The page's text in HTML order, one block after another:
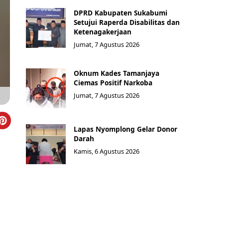
DPRD Kabupaten Sukabumi
Setujui Raperda Disabilitas dan
Ketenagakerjaan
Jumat, 7 Agustus 2026
Oknum Kades Tamanjaya
Ciemas Positif Narkoba
Jumat, 7 Agustus 2026
Lapas Nyomplong Gelar Donor
Darah
Kamis, 6 Agustus 2026